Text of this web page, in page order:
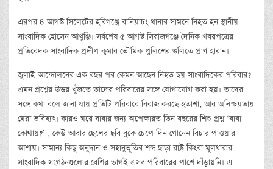
এরপর ৪ আগস্ট সিলেটের হবিগঞ্জে বানিয়াচং থানার সামনে নিহত হন স্থানীয়
সাংবাদিক হোসেন আখুঞ্জি। সর্বশেষ ৫ আগস্ট সিরাজগঞ্জে দৈনিক খবরপত্রের
প্রতিবেদক সাংবাদিক প্রদীপ কুমার ভৌমিক পুলিশের গুলিতে প্রাণ হারান।
জুলাই আন্দোলনের এক বছর পর কেমন আছেন নিহত ছয় সাংবাদিকের পরিবার?
এমন প্রশ্নের উত্তর খুঁজতে তাদের পরিবারের সঙ্গে যোগাযোগ করা হয়। তাদের
সঙ্গে কথা বলে জানা যায় প্রতিটি পরিবারে বিরাজ করছে হতাশা, আর অনিশ্চয়তায়
ঘেরা ভবিষ্যৎ। কারও ঘরে বাবার জন্য অপেক্ষারত তিন বছরের শিশু প্রশ্ন ‘বাবা
কোথায়?’ , কেউ আবার ছেলের ছবি বুকে চেপে দিন গোনেন বিচার পাওয়ার
আশায়। সামান্য কিছু অনুদান ও সহানুভূতির শব্দ ছাড়া রাষ্ট্র কিংবা মূলধারার
সাংবাদিক সংগঠনগুলোর বেশির ভাগই এসব পরিবারের পাশে দাঁড়ায়নি। এ